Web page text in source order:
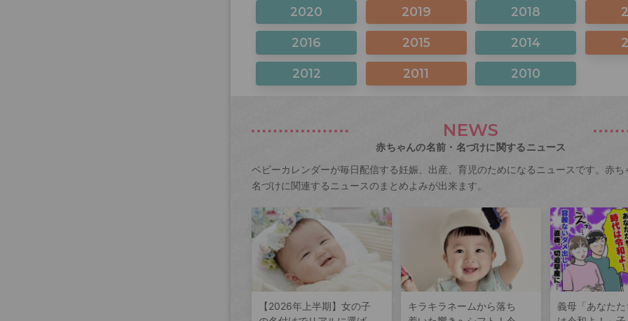
2020 2019 2018
2016 2015 2014
2012 2011 2010
NEWS
赤ちゃんの名前・名づけに関するニュース
ベビーカレンダーが毎日配信する妊娠、出産、育児のためになるニュースです。赤ち
名づけに関連するニュースのまとめよみが出来ます。
【2026年上半期】女の子
キラキラネームから落ち
義母「あなた